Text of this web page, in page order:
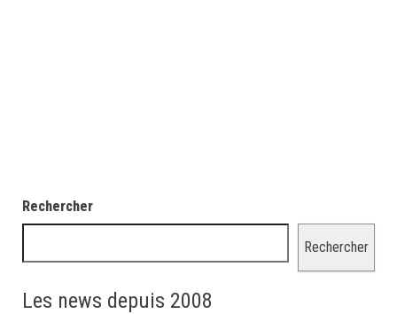
Rechercher
Rechercher
Les news depuis 2008